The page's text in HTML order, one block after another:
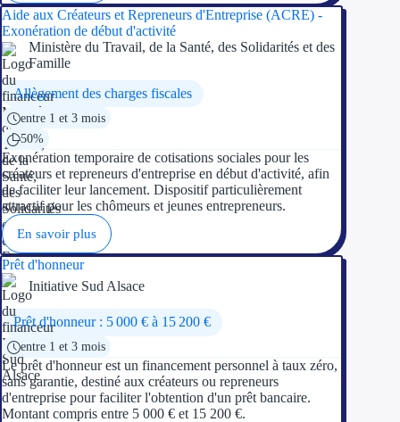
Blog
Aide aux Créateurs et Repreneurs d'Entreprise (ACRE) -
Exonération de début d'activité
Ministère du Travail, de la Santé, des Solidarités et des
Famille
Allègement des charges fiscales
entre 1 et 3 mois
50%
Exonération temporaire de cotisations sociales pour les
créateurs et repreneurs d'entreprise en début d'activité, afin
de faciliter leur lancement. Dispositif particulièrement
attractif pour les chômeurs et jeunes entrepreneurs.
En savoir plus
Prêt d'honneur
Initiative Sud Alsace
Prêt d'honneur : 5 000 € à 15 200 €
entre 1 et 3 mois
Le prêt d'honneur est un financement personnel à taux zéro,
sans garantie, destiné aux créateurs ou repreneurs
d'entreprise pour faciliter l'obtention d'un prêt bancaire.
Montant compris entre 5 000 € et 15 200 €.